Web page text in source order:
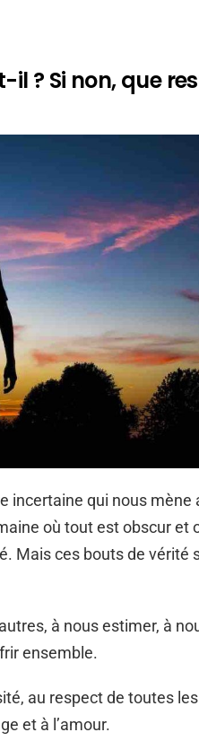
il ? Si non, que
incertaine qui nous mène
où tout est obscur et
Mais ces bouts de vérité
à nous estimer, à
ensemble.
au respect de toutes
et à l’amour.